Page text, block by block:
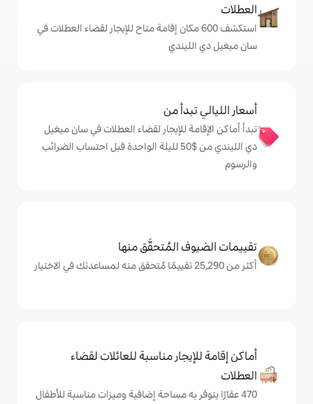
600 مكان إقامة متاح للإيجار لقضاء العطلات في
للإيجار لقضاء العطلات في سان ميغيل
دي الليندي من $‏50 لليلة الواحدة قبل احتساب الضرائب
المُتحقَّق منها
مناسبة للعائلات لقضاء